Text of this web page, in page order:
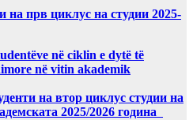
на прв циклус на студии 2025-
në ciklin e dytë të
në vitin akademik
на втор циклус студии на
2025/2026 година